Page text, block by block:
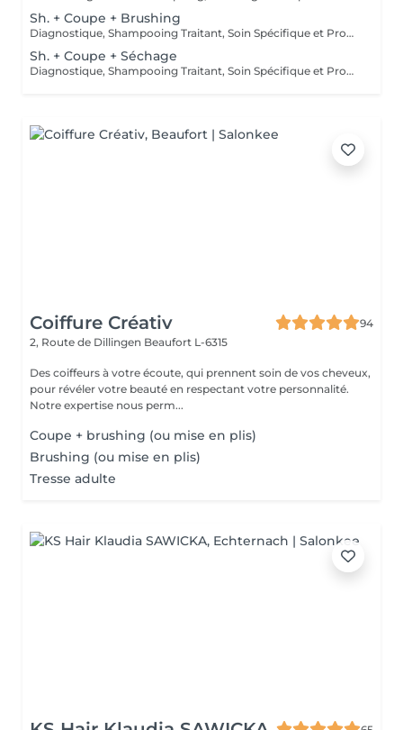
Sh. + Coupe + Brushing
Diagnostique, Shampooing Traitant, Soin Spécifique et Produits Coiffants inclus
Sh. + Coupe + Séchage
Diagnostique, Shampooing Traitant, Soin Spécifique et Produits Coiffants inclus
Coiffure Créativ
94
2, Route de Dillingen Beaufort L-6315
Des coiffeurs à votre écoute, qui prennent soin de vos cheveux,
pour révéler votre beauté en respectant votre personnalité.
Notre expertise nous perm...
Coupe + brushing (ou mise en plis)
Brushing (ou mise en plis)
Tresse adulte